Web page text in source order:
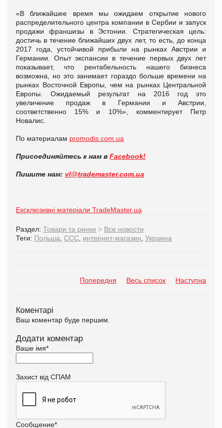
«В ближайшее время мы ожидаем открытие нового
распределительного центра компании в Сербии и запуск
продажи франшизы в Эстонии. Стратегическая цель:
достичь в течение ближайших двух лет, то есть, до конца
2017 года, устойчивой прибыли на рынках Австрии и
Германии. Опыт экспансии в течение первых двух лет
показывает, что рентабельность нашего бизнеса
возможна, но это занимает гораздо больше времени на
рынках Восточной Европы, чем на рынках Центральной
Европы. Ожидаемый результат на 2016 год это
увеличение продаж в Германии и Австрии,
соответственно 15% и 10%», комментирует Петр
Новалис.
По материалам promodis.com.ua
Присоединяйтесь к нам в Facebook!
Пишите нам: vl@trademaster.com.ua
Ексклюзивні матеріали TradeMaster.ua
Раздел: Товари та ринки > Все новости
Теги: Польша ССС интернет-магазин Украина
Попередня Весь список Наступна
Коментарі
Ваш коментар буде першим.
Додати коментар
Ваше імя*
Захист від СПАМ
Сообщение*